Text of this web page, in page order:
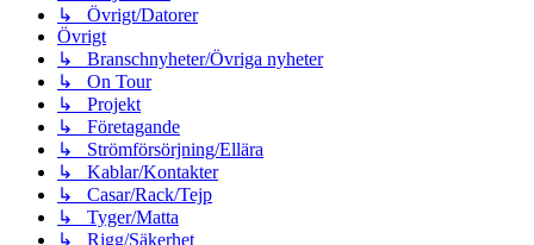
↳ Övrigt/Datorer
Övrigt
↳ Branschnyheter/Övriga nyheter
↳ On Tour
↳ Projekt
↳ Företagande
↳ Strömförsörjning/Ellära
↳ Kablar/Kontakter
↳ Casar/Rack/Tejp
↳ Tyger/Matta
↳ Rigg/Säkerhet